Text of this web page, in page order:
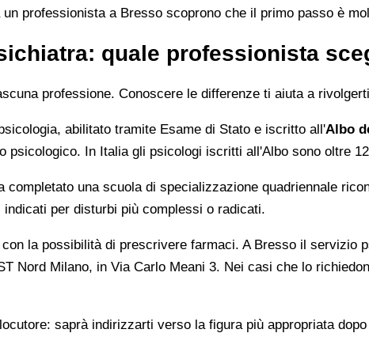
professionista a Bresso scoprono che il primo passo è
quale professionista
professione. Conoscere le differenze ti aiuta a
abilitato tramite Esame di Stato e iscritto all'Albo
psicologico. In Italia gli psicologi iscritti all'Albo sono oltre
una scuola di specializzazione quadriennale
per disturbi più complessi o radicati.
la possibilità di prescrivere farmaci. A Bresso il servizio
Nord Milano, in Via Carlo Meani 3. Nei casi che lo
saprà indirizzarti verso la figura più appropriata